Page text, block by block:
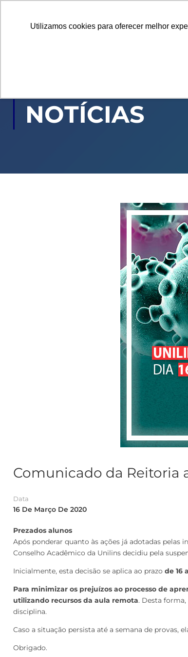
Utilizamos cookies para oferecer melhor
NOTÍCIAS
Comunicado da Reitoria
Data
16 De Março De 2020
Prezados alunos
Após ponderar quanto às ações já adotadas pelas
Conselho Acadêmico da Unilins decidiu pela
Inicialmente, esta decisão se aplica ao prazo de 16
Para minimizar os prejuízos ao processo de
utilizando recursos da aula remota. Desta
disciplina.
Caso a situação persista até a semana de provas,
Obrigado.